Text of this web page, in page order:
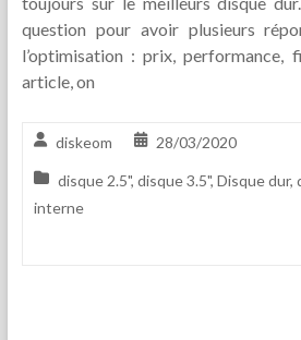
question pour avoir plusieurs
l’optimisation : prix, performance,
article, on
diskeom 28/03/2020
disque 2.5", disque 3.5", Disque dur,
interne